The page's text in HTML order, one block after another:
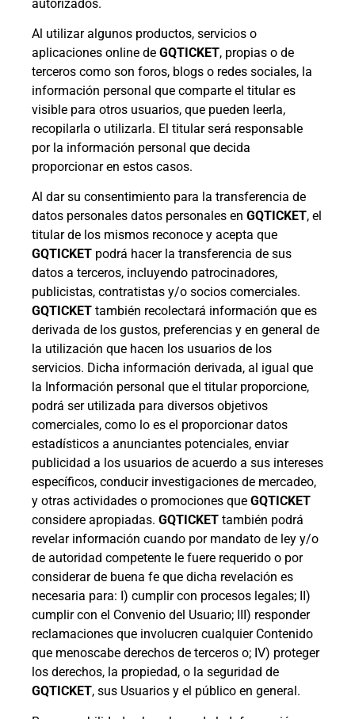
autorizados.
Al utilizar algunos productos, servicios o
aplicaciones online de GQTICKET, propias o de
terceros como son foros, blogs o redes sociales, la
información personal que comparte el titular es
visible para otros usuarios, que pueden leerla,
recopilarla o utilizarla. El titular será responsable
por la información personal que decida
proporcionar en estos casos.
Al dar su consentimiento para la transferencia de
datos personales datos personales en GQTICKET, el
titular de los mismos reconoce y acepta que
GQTICKET podrá hacer la transferencia de sus
datos a terceros, incluyendo patrocinadores,
publicistas, contratistas y/o socios comerciales.
GQTICKET también recolectará información que es
derivada de los gustos, preferencias y en general de
la utilización que hacen los usuarios de los
servicios. Dicha información derivada, al igual que
la Información personal que el titular proporcione,
podrá ser utilizada para diversos objetivos
comerciales, como lo es el proporcionar datos
estadísticos a anunciantes potenciales, enviar
publicidad a los usuarios de acuerdo a sus intereses
específicos, conducir investigaciones de mercadeo,
y otras actividades o promociones que GQTICKET
considere apropiadas. GQTICKET también podrá
revelar información cuando por mandato de ley y/o
de autoridad competente le fuere requerido o por
considerar de buena fe que dicha revelación es
necesaria para: I) cumplir con procesos legales; II)
cumplir con el Convenio del Usuario; III) responder
reclamaciones que involucren cualquier Contenido
que menoscabe derechos de terceros o; IV) proteger
los derechos, la propiedad, o la seguridad de
GQTICKET, sus Usuarios y el público en general.